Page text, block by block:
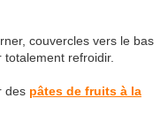
couvercles vers le bas
totalement refroidir.
des pâtes de fruits à la